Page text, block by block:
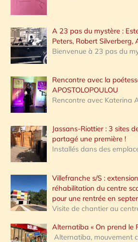
A 23 pas du mystère :
Peters, Robert Silverberg,
Bienvenue à 23 pas du
Rencontre avec la
APOSTOLOPOULOU
Rencontre avec Katerina
Jassans-Riottier : 3 sites
partagé une première !
Installés dans des
Villefranche s/S :
réhabilitation du centre
pour une rentrée en
Visite de chantier au
Alternatiba « On prend le
Alternatiba, mouvement